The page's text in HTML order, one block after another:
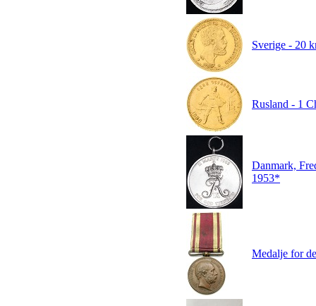
Sverige - 20
Rusland - 1
Danmark,
1953*
Medalje for